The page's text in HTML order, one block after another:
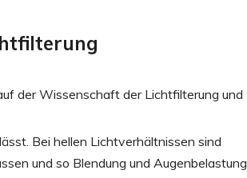
der Wissenschaft der Lichtfilterung und
Bei hellen Lichtverhältnissen sind
und so Blendung und Augenbelastung